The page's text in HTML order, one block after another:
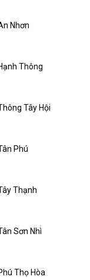
Nhơn
Thông
Tây Hội
Phú
Thạnh
Sơn Nhì
Thọ Hòa